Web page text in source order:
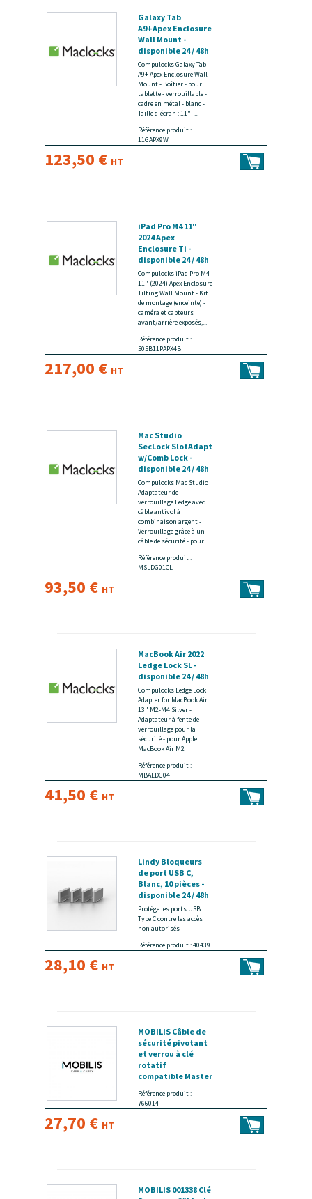
Galaxy Tab
A9+Apex Enclosure
Wall Mount -
disponible 24 / 48h
Compulocks Galaxy Tab
A9+ Apex Enclosure Wall
Mount - Boîtier - pour
tablette - verrouillable -
cadre en métal - blanc -
Taille d'écran : 11" -...
Référence produit :
11GAPX9W
123,50 € HT
iPad Pro M4 11"
2024 Apex
Enclosure Ti -
disponible 24 / 48h
Compulocks iPad Pro M4
11" (2024) Apex Enclosure
Tilting Wall Mount - Kit
de montage (enceinte) -
caméra et capteurs
avant/arrière exposés,...
Référence produit :
505B11PAPX4B
217,00 € HT
Mac Studio
SecLock SlotAdapt
w/Comb Lock -
disponible 24 / 48h
Compulocks Mac Studio
Adaptateur de
verrouillage Ledge avec
câble antivol à
combinaison argent -
Verrouillage grâce à un
câble de sécurité - pour...
Référence produit :
MSLDG01CL
93,50 € HT
MacBook Air 2022
Ledge Lock SL -
disponible 24 / 48h
Compulocks Ledge Lock
Adapter for MacBook Air
13" M2-M4 Silver -
Adaptateur à fente de
verrouillage pour la
sécurité - pour Apple
MacBook Air M2
Référence produit :
MBALDG04
41,50 € HT
Lindy Bloqueurs
de port USB C,
Blanc, 10 pièces -
disponible 24 / 48h
Protège les ports USB
Type C contre les accès
non autorisés
Référence produit : 40439
28,10 € HT
MOBILIS Câble de
sécurité pivotant
et verrou à clé
rotatif
compatible Master
/ 48h
Référence produit :
766014
27,70 € HT
MOBILIS 001338 Clé